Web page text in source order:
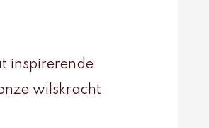
inspirerende
wilskracht